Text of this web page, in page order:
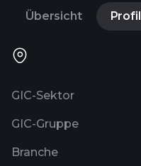
Übersicht Profil
GIC-Sektor
GIC-Gruppe
Branche